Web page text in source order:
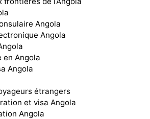
Angola
Angola
en Angola
Angola
étrangers
et visa Angola
Angola